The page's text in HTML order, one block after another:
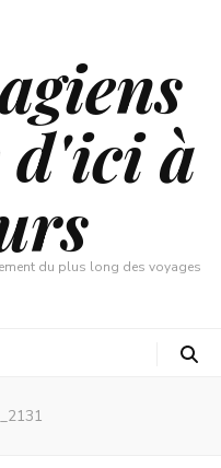
d'ici à
du plus long des voyages